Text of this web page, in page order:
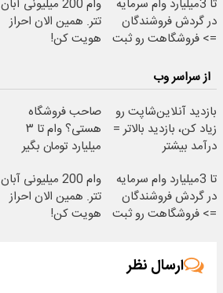
تا 3میلیارد وام سرمایه
در گردش فروشندگان
=> فروشگاهت رو ثبت
وام 200 میلیونی آبان
تتر. همین الان احراز
هویت کن!
از سراسر وب
بازدید آنلاین‌شاپت رو
زیاد کن، بازدید بالاتر =
درآمد بیشتر
صاحب فروشگاه
هستی؟ وام تا ۳
میلیارد تومان بگیر
تا 3میلیارد وام سرمایه
در گردش فروشندگان
=> فروشگاهت رو ثبت
وام 200 میلیونی آبان
تتر. همین الان احراز
هویت کن!
ارسال نظر